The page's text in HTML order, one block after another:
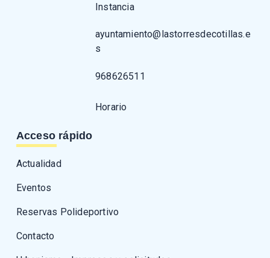
Instancia
ayuntamiento@lastorresdecotillas.e
s
968626511
Horario
Acceso rápido
Actualidad
Eventos
Reservas Polideportivo
Contacto